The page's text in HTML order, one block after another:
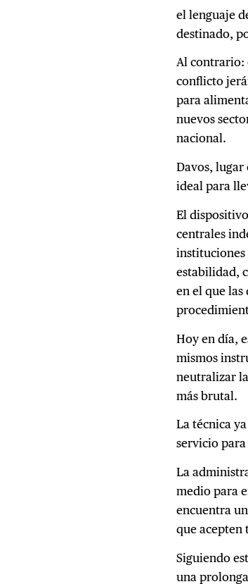
el lenguaje
destinado,
Al contrario:
conflicto
para
nuevos
nacional.
Davos,
ideal para
El
centrales
estabilidad,
en el que
Hoy en día,
mismos
neutralizar
más brutal.
La técnica
servicio para
La
medio para
encuentra
que
Siguiendo
una